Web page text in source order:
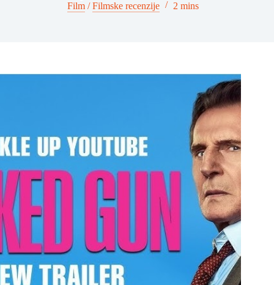
Film/Filmske recenzije 2 mins